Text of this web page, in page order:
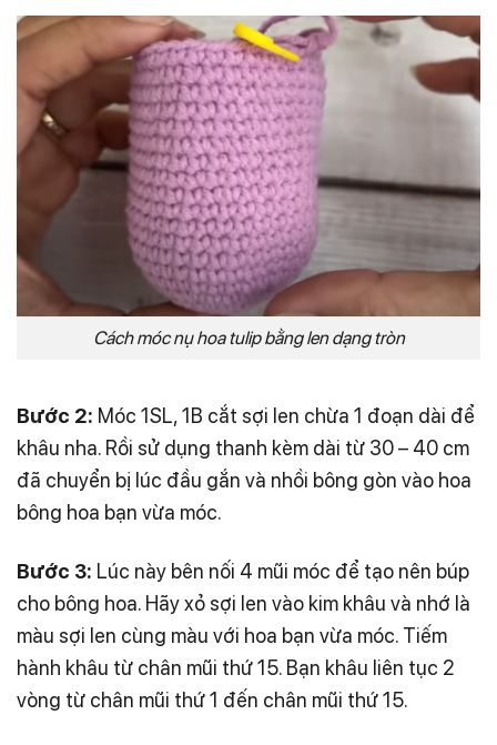
Cách móc nụ hoa tulip bằng len dạng tròn
Bước 2: Móc 1SL, 1B cắt sợi len chừa 1 đoạn dài để
khâu nha. Rồi sử dụng thanh kèm dài từ 30 – 40 cm
đã chuyển bị lúc đầu gắn và nhồi bông gòn vào hoa
bông hoa bạn vừa móc.
Bước 3: Lúc này bên nối 4 mũi móc để tạo nên búp
cho bông hoa. Hãy xỏ sợi len vào kim khâu và nhớ là
màu sợi len cùng màu với hoa bạn vừa móc. Tiếm
hành khâu từ chân mũi thứ 15. Bạn khâu liên tục 2
vòng từ chân mũi thứ 1 đến chân mũi thứ 15.